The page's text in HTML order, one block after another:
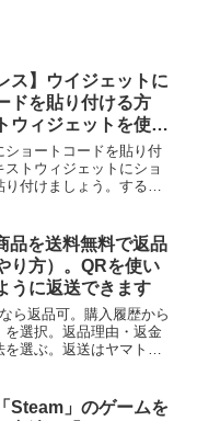
ス】ウイジェットに
ドを貼り付ける方
ウィジェットを使お
ショートコードを貼り付
ストウィジェットにショ
り付けましょう。すると
品を送料無料で返品
り方）。QRを使い
うに返送できます
ら返品可。購入履歴から
を選択。返品理由・返金
を選ぶ。返送はヤマト運
ばOK。
Steam」のゲームを